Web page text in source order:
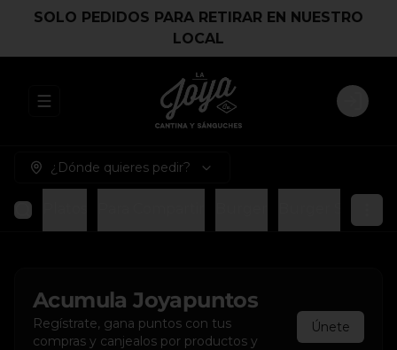
SOLO PEDIDOS PARA RETIRAR EN NUESTRO
LOCAL
Abrir menu de navegación Login
¿Dónde quieres pedir?
AcumulaJoyapuntos
Regístrate, gana puntos con tus
compras y canjealos por productos y
Únete